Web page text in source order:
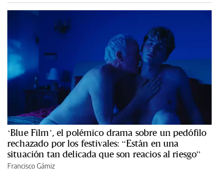
‘Blue Film’, el polémico drama sobre un pedófilo
rechazado por los festivales: “Están en una
situación tan delicada que son reacios al riesgo”
Francisco Gámiz